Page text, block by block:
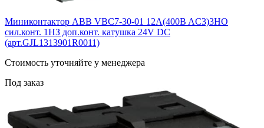
Миниконтактор ABB VBC7-30-01 12A(400B AC3)3НО
сил.конт. 1НЗ доп.конт. катушка 24V DС
(арт.GJL1313901R0011)
Cтоимость уточняйте у менеджера
Под заказ